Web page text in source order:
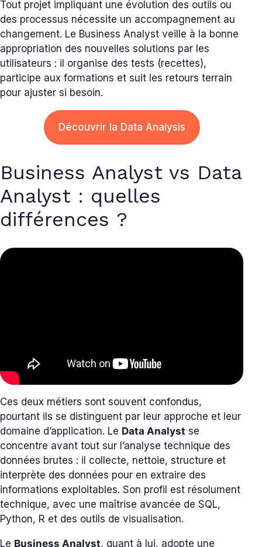
Tout projet impliquant une évolution des outils ou
des processus nécessite un accompagnement au
changement. Le Business Analyst veille à la bonne
appropriation des nouvelles solutions par les
utilisateurs : il organise des tests (recettes),
participe aux formations et suit les retours terrain
pour ajuster si besoin.
Découvrir la Data Analysis
Business Analyst vs Data
Analyst : quelles
différences ?
Ces deux métiers sont souvent confondus,
pourtant ils se distinguent par leur approche et leur
domaine d’application. Le Data Analyst se
concentre avant tout sur l’analyse technique des
données brutes : il collecte, nettoie, structure et
interprète des données pour en extraire des
informations exploitables. Son profil est résolument
technique, avec une maîtrise avancée de SQL,
Python, R et des outils de visualisation.
Le Business Analyst, quant à lui, adopte une